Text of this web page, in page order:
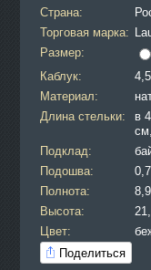
Страна:
Торговая марка:
Размер:
Каблук:
Материал:
Длина стельки:
в
Подклад:
Подошва:
Полнота:
8,9
Высота:
Цвет:
Поделиться